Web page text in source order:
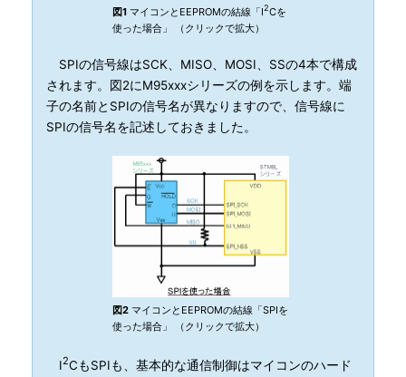
図1 マイコンとEEPROMの結線「I2Cを
使った場合」 （クリックで拡大）
SPIの信号線はSCK、MISO、MOSI、SSの4本で構成
されます。図2にM95xxxシリーズの例を示します。端
子の名前とSPIの信号名が異なりますので、信号線に
SPIの信号名を記述しておきました。
図2 マイコンとEEPROMの結線「SPIを
使った場合」 （クリックで拡大）
I2CもSPIも、基本的な通信制御はマイコンのハード